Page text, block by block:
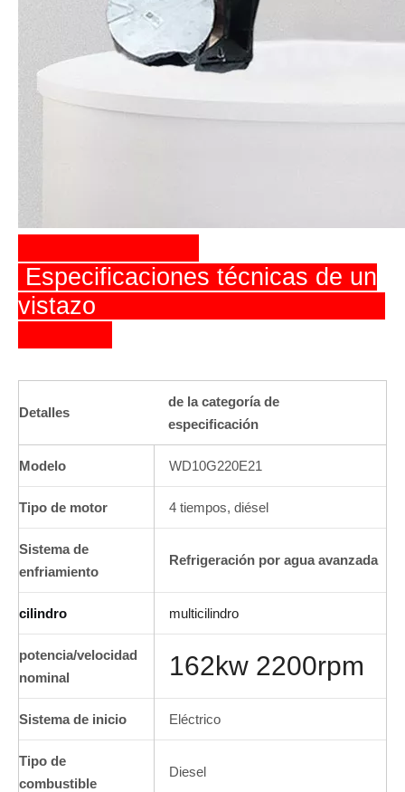
Especificaciones técnicas de un
vistazo
Detalles
de la categoría de
especificación
Modelo WD10G220E21
Tipo de motor 4 tiempos, diésel
Sistema de
enfriamiento
Refrigeración por agua avanzada
cilindro multicilindro
potencia/velocidad
nominal
162kw 2200rpm
Sistema de inicio Eléctrico
Tipo de
combustible
Diesel